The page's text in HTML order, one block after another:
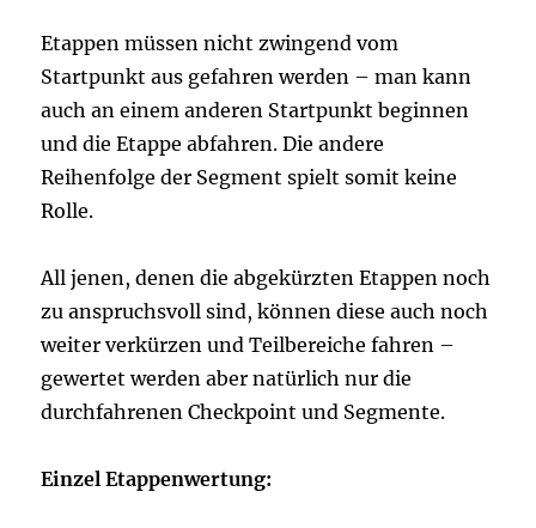
Etappen müssen nicht zwingend vom
Startpunkt aus gefahren werden – man kann
auch an einem anderen Startpunkt beginnen
und die Etappe abfahren. Die andere
Reihenfolge der Segment spielt somit keine
Rolle.
All jenen, denen die abgekürzten Etappen noch
zu anspruchsvoll sind, können diese auch noch
weiter verkürzen und Teilbereiche fahren –
gewertet werden aber natürlich nur die
durchfahrenen Checkpoint und Segmente.
Einzel Etappenwertung: